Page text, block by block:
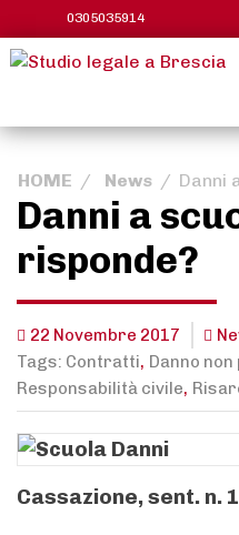
to
content
0305035914
HOME / News / Danni
Danni a
risponde?
22 Novembre 2017
Tags: Contratti, Danno
Responsabilità civile,
Cassazione, sent.